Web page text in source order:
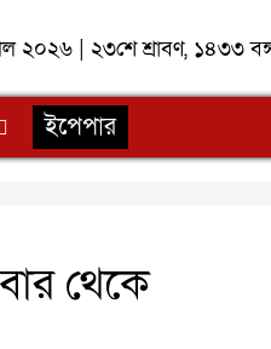
২০২৬ | ২৩শে শ্রাবণ, ১৪৩৩
ইপেপার
থেকে